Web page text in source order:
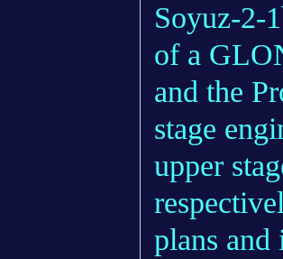
Soyuz-2-
of a
and the
stage
upper
plans and